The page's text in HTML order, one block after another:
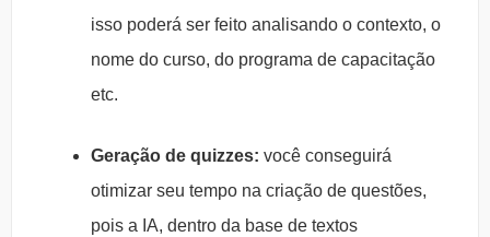
isso poderá ser feito analisando o contexto, o
nome do curso, do programa de capacitação
etc.
Geração de quizzes: você conseguirá
otimizar seu tempo na criação de questões,
pois a IA, dentro da base de textos